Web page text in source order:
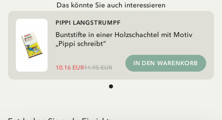
Das könnte Sie auch interessieren
Buntstifte in einer Holzschachtel mit Motiv
„Pippi schreibt“
PIPPI LANGSTRUMPF
10.16 EUR11.95 EUR
IN DEN WARENKORB